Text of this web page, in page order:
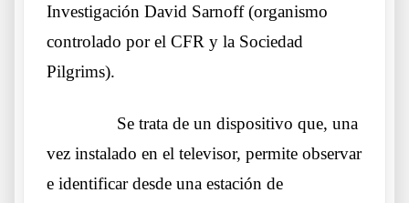
Investigación David Sarnoff (organismo
controlado por el CFR y la Sociedad
Pilgrims).
Se trata de un dispositivo que, una
vez instalado en el televisor, permite observar
e identificar desde una estación de